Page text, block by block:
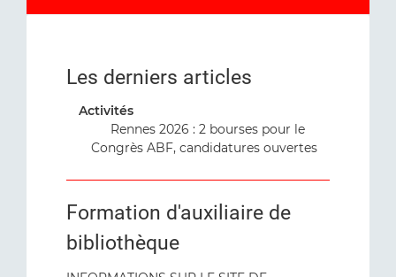
Les derniers articles
Activités
Rennes 2026 : 2 bourses pour le
Congrès ABF, candidatures ouvertes
Formation d'auxiliaire de
bibliothèque